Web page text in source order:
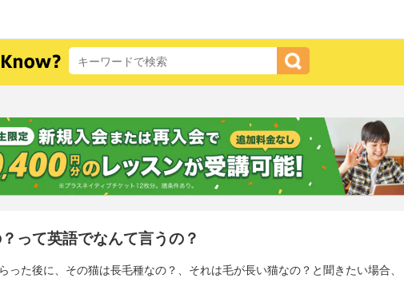
って英語でなんて言うの？
った後に、その猫は長毛種なの？、それは毛が長い猫なの？と聞きたい場合、